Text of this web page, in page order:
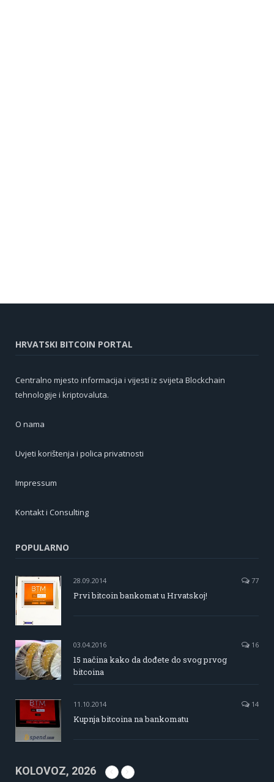
HRVATSKI BITCOIN PORTAL
Centralno mjesto informacija i vijesti iz svijeta Blockchain
tehnologije i kriptovaluta.
O nama
Uvjeti korištenja i polica privatnosti
Impressum
Kontakt i Consulting
POPULARNO
28.09.2014 77
Prvi bitcoin bankomat u Hrvatskoj!
03.04.2016 16
15 načina kako da dođete do svog prvog
bitcoina
11.10.2014 14
Kupnja bitcoina na bankomatu
KOLOVOZ, 2026